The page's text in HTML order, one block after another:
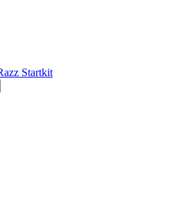
Startkit